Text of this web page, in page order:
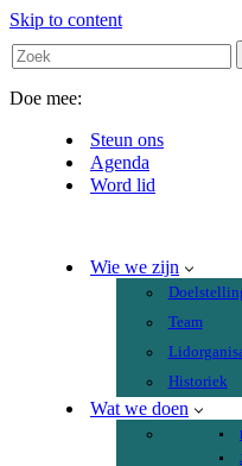
Skip to content
Search
for...
Doe mee:
Steun ons
Agenda
Word lid
Wie we zijn
Team
Historiek
Wat we doen